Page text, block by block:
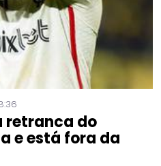
retranca do
e está fora da